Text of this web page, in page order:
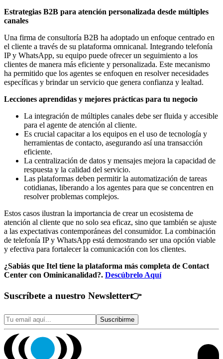
Estrategias B2B para atención personalizada desde múltiples
canales
Una firma de consultoría B2B ha adoptado un enfoque centrado en
el cliente a través de su plataforma omnicanal. Integrando telefonía
IP y WhatsApp, su equipo puede ofrecer un seguimiento a los
clientes de manera más eficiente y personalizada. Este mecanismo
ha permitido que los agentes se enfoquen en resolver necesidades
específicas y brindar un servicio que genera confianza y lealtad.
Lecciones aprendidas y mejores prácticas para tu negocio
La integración de múltiples canales debe ser fluida y accesible
para el agente de atención al cliente.
Es crucial capacitar a los equipos en el uso de tecnología y
herramientas de contacto, asegurando así una transacción
eficiente.
La centralización de datos y mensajes mejora la capacidad de
respuesta y la calidad del servicio.
Las plataformas deben permitir la automatización de tareas
cotidianas, liberando a los agentes para que se concentren en
resolver problemas complejos.
Estos casos ilustran la importancia de crear un ecosistema de
atención al cliente que no solo sea eficaz, sino que también se ajuste
a las expectativas contemporáneas del consumidor. La combinación
de telefonía IP y WhatsApp está demostrando ser una opción viable
y efectiva para fortalecer la comunicación con los clientes.
¿Sabiás que Itel tiene la plataforma más completa de Contact
Center con Ominicanalidad?. Descúbrelo Aquí
Suscríbete a nuestro Newsletter👉
Suscribirme